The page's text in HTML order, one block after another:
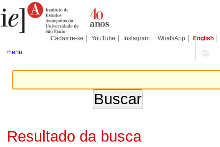
para
conteúdo.
Pessoais
Cadastre-se YouTube Instagram WhatsApp English
menu
Resultado da busca